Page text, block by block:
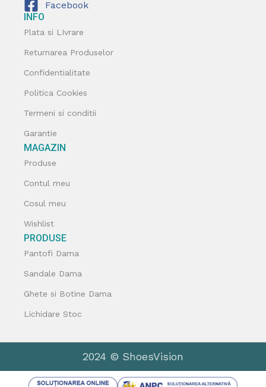
Facebook
INFO
Plata si LIvrare
Returnarea Produselor
Confidentialitate
Politica Cookies
Termeni si conditii
Garantie
MAGAZIN
Produse
Contul meu
Cosul meu
Wishlist
PRODUSE
Pantofi Dama
Sandale Dama
Ghete si Botine Dama
Lichidare Stoc
2024 © ShoesVision